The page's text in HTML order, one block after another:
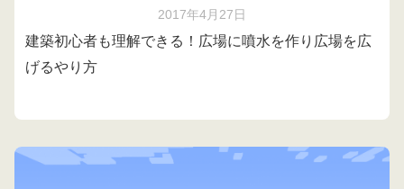
2017年4月27日
建築初心者も理解できる！広場に噴水を作り広場を広
げるやり方